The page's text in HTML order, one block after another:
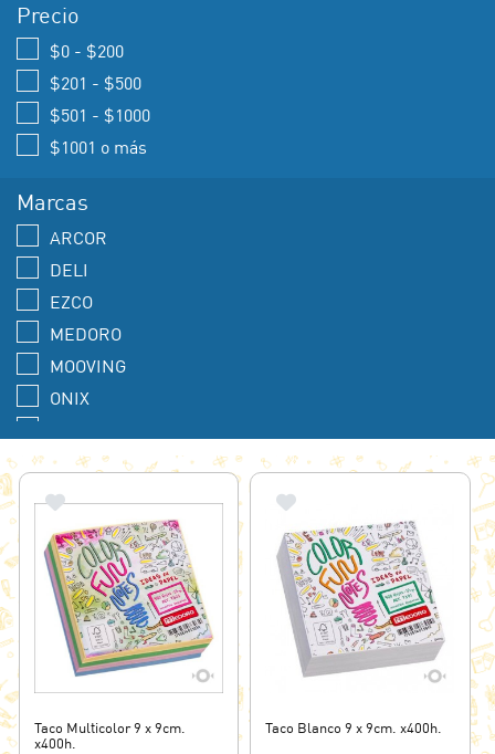
Precio
$0 - $200
$201 - $500
$501 - $1000
$1001 o más
Marcas
ARCOR
DELI
EZCO
MEDORO
MOOVING
ONIX
SIMBALL
SPAZIO
TALBOT
TEK BOND
UO
Taco Multicolor 9 x 9cm.
x400h.
Taco Blanco 9 x 9cm. x400h.